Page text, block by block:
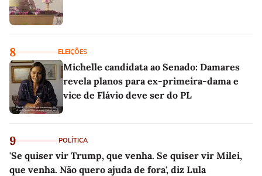
8 ELEIÇÕES
Michelle candidata ao Senado: Damares
revela planos para ex-primeira-dama e
vice de Flávio deve ser do PL
9 POLÍTICA
'Se quiser vir Trump, que venha. Se quiser vir Milei,
que venha. Não quero ajuda de fora', diz Lula